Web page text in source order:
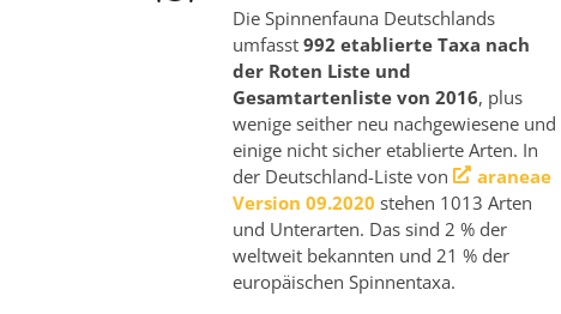
Die Spinnenfauna Deutschlands
umfasst 992 etablierte Taxa nach
der Roten Liste und
Gesamtartenliste von 2016, plus
wenige seither neu nachgewiesene und
einige nicht sicher etablierte Arten. In
der Deutschland-Liste von
araneae
Version 09.2020 stehen 1013 Arten
und Unterarten. Das sind 2 % der
weltweit bekannten und 21 % der
europäischen Spinnentaxa.